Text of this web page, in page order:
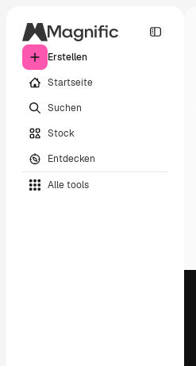
Erstellen
Startseite
Suchen
Stock
Entdecken
Alle tools